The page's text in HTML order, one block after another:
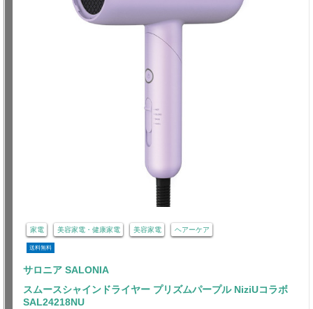
家電 美容家電・健康家電 美容家電 ヘアーケア
送料無料
サロニア SALONIA
スムースシャインドライヤー プリズムパープル NiziUコラボ
SAL24218NU